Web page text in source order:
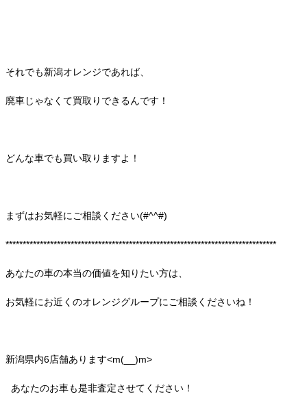
それでも新潟オレンジであれば、
廃車じゃなくて買取りできるんです！
どんな車でも買い取りますよ！
まずはお気軽にご相談ください(#^^#)
*******************************************************************************
あなたの車の本当の価値を知りたい方は、
お気軽にお近くのオレンジグループにご相談くださいね！
新潟県内6店舗あります<m(__)m>
あなたのお車も是非査定させてください！